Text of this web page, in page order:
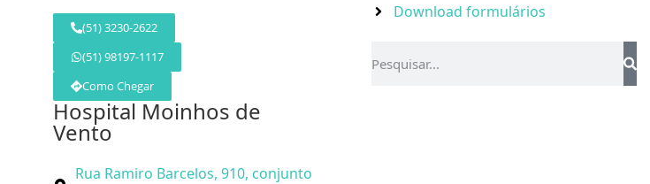
(51) 3230-2622
(51) 98197-1117
Como Chegar
Hospital Moinhos de
Vento
Rua Ramiro Barcelos, 910, conjunto
Download formulários